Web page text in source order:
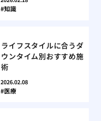
知識
ライフスタイルに合うダ
ウンタイム別おすすめ施
術
2026.02.08
医療